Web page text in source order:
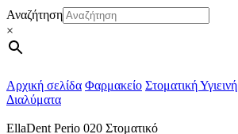
Αναζήτηση
×
Αρχική σελίδα Φαρμακείο Στοματική Υγιεινή
Διαλύματα
EllaDent Perio 020 Στοματικό